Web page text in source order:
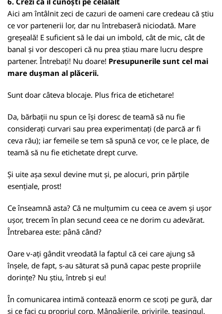
Aici am întâlnit zeci de cazuri de oameni care credeau că știu
ce vor partenerii lor, dar nu întrebaseră niciodată. Mare
greșeală! E suficient să le dai un imbold, cât de mic, cât de
banal și vor descoperi că nu prea știau mare lucru despre
partener. Întrebați! Nu doare! Presupunerile sunt cel mai
mare dușman al plăcerii.
Sunt doar câteva blocaje. Plus frica de etichetare!
Da, bărbații nu spun ce își doresc de teamă să nu fie
considerați curvari sau prea experimentați (de parcă ar fi
ceva rău); iar femeile se tem să spună ce vor, ce le place, de
teamă să nu fie etichetate drept curve.
Și uite așa sexul devine mut și, pe alocuri, prin părțile
esențiale, prost!
Ce înseamnă asta? Că ne mulțumim cu ceea ce avem și ușor
ușor, trecem în plan secund ceea ce ne dorim cu adevărat.
Întrebarea este: până când?
Oare v-ați gândit vreodată la faptul că cei care ajung să
înșele, de fapt, s-au săturat să pună capac peste propriile
dorințe? Nu știu, întreb și eu!
În comunicarea intimă contează enorm ce scoți pe gură, dar
și ce faci cu propriul corp. Mângâierile, privirile, teasingul,